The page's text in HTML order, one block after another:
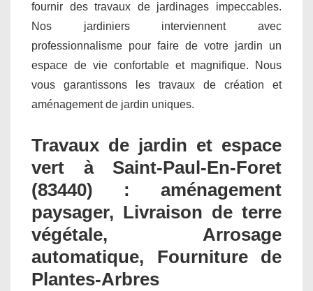
fournir des travaux de jardinages impeccables.
Nos jardiniers interviennent avec
professionnalisme pour faire de votre jardin un
espace de vie confortable et magnifique. Nous
vous garantissons les travaux de création et
aménagement de jardin uniques.
Travaux de jardin et espace
vert à Saint-Paul-En-Foret
(83440) : aménagement
paysager, Livraison de terre
végétale, Arrosage
automatique, Fourniture de
Plantes-Arbres